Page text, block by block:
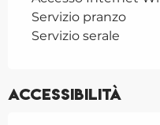
Servizio pranzo
Servizio serale
Accessibilità